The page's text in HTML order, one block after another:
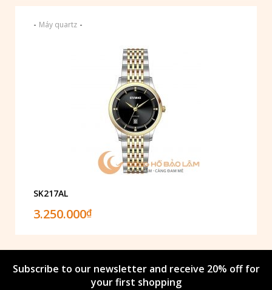
- Máy quartz -
SK217AL
3.250.000₫
Subscribe to our newsletter and receive 20% off for
your first shopping